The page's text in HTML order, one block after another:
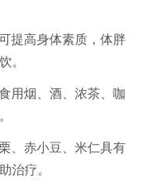
提高身体素质，体胖
。
用烟、酒、浓茶、咖
、赤小豆、米仁具有
治疗。